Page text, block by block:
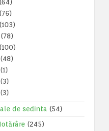
(64)
(76)
(103)
(78)
(100)
(48)
(1)
(3)
(3)
de sedinta (54)
(245)